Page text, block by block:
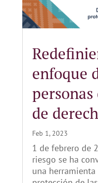
enfoque
de
Feb 1, 2023
1 de febrero de
riesgo se ha
una